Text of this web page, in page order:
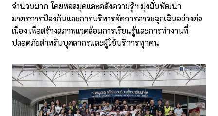
จำนวนมาก โดยหอสมุดและคลังความรู้ฯ มุ่งมั่นพัฒนา
มาตรการป้องกันและการบริหารจัดการภาวะฉุกเฉินอย่างต่อ
เนื่อง เพื่อสร้างสภาพแวดล้อมการเรียนรู้และการทำงานที่
ปลอดภัยสำหรับบุคลากรและผู้ใช้บริการทุกคน